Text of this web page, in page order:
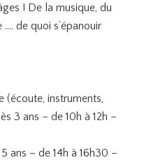
! De la musique, du
de quoi s’épanouir
(écoute, instruments,
3 ans – de 10h à 12h –
ans – de 14h à 16h30 –